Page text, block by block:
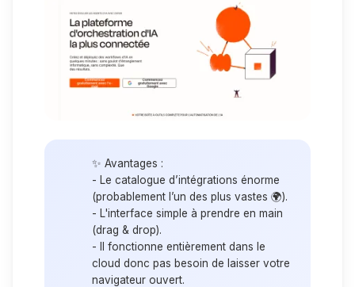
✨ Avantages :
- Le catalogue d’intégrations énorme
(probablement l’un des plus vastes 🌍).
- L'interface simple à prendre en main
(drag & drop).
- Il fonctionne entièrement dans le
cloud donc pas besoin de laisser votre
navigateur ouvert.